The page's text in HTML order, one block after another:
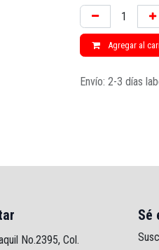
Agregar al
Envío: 2-3 días
Sé
No.2395, Col.